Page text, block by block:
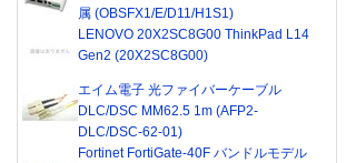
属 (OBSFX1/E/D11/H1S1)
LENOVO 20X2SC8G00 ThinkPad L14
Gen2 (20X2SC8G00)
エイム電子 光ファイバーケーブル
DLC/DSC MM62.5 1m (AFP2-
DLC/DSC-62-01)
Fortinet FortiGate-40F バンドルモデル